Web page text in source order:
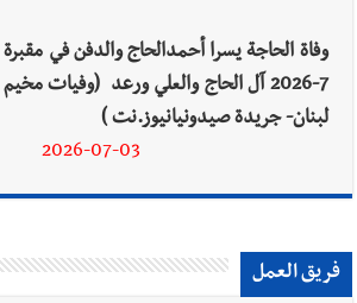
7-2026 آل الحاج والعلي ورعد (وفيات
لبنان- جريدة صيدونيانيوز.نت )
2026-07-03
فريق العمل